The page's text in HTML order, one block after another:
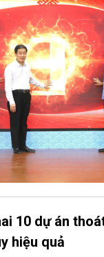
10 dự án
hiệu quả